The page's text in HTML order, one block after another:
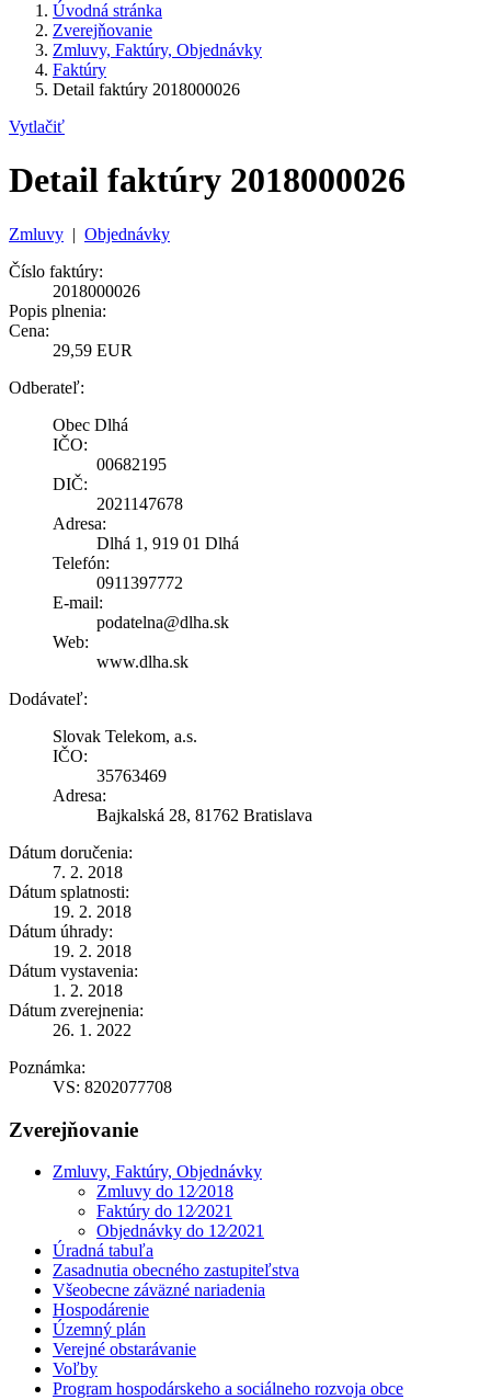
Úvodná stránka
Zverejňovanie
Zmluvy, Faktúry, Objednávky
Faktúry
Detail faktúry 2018000026
Vytlačiť
Detail faktúry 2018000026
Zmluvy | Objednávky
Číslo faktúry:
2018000026
Popis plnenia:
Cena:
29,59 EUR
Odberateľ:
Obec Dlhá
IČO:
00682195
DIČ:
2021147678
Adresa:
Dlhá 1, 919 01 Dlhá
Telefón:
0911397772
E-mail:
podatelna@dlha.sk
Web:
www.dlha.sk
Dodávateľ:
Slovak Telekom, a.s.
IČO:
35763469
Adresa:
Bajkalská 28, 81762 Bratislava
Dátum doručenia:
7. 2. 2018
Dátum splatnosti:
19. 2. 2018
Dátum úhrady:
19. 2. 2018
Dátum vystavenia:
1. 2. 2018
Dátum zverejnenia:
26. 1. 2022
Poznámka:
VS: 8202077708
Zverejňovanie
Zmluvy, Faktúry, Objednávky
Zmluvy do 12⁄2018
Faktúry do 12⁄2021
Objednávky do 12⁄2021
Úradná tabuľa
Zasadnutia obecného zastupiteľstva
Všeobecne záväzné nariadenia
Hospodárenie
Územný plán
Verejné obstarávanie
Voľby
Program hospodárskeho a sociálneho rozvoja obce